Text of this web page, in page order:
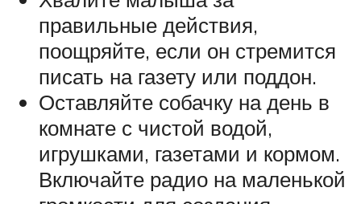
правильные действия,
поощряйте, если он стремится
писать на газету или поддон.
Оставляйте собачку на день в
комнате с чистой водой,
игрушками, газетами и кормом.
Включайте радио на маленькой